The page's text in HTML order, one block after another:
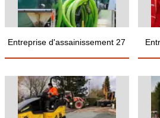
Entreprise d'assainissement 27